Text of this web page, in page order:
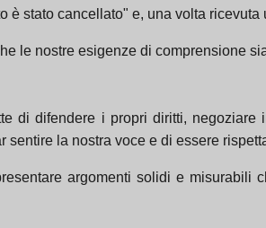
stato cancellato" e, una volta
le nostre esigenze di comprensione
di difendere i propri diritti,
sentire la nostra voce e di essere
argomenti solidi e misurabili